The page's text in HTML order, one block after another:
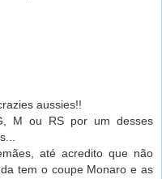
aussies!!
M ou RS por um desses
até acredito que não
tem o coupe Monaro e as